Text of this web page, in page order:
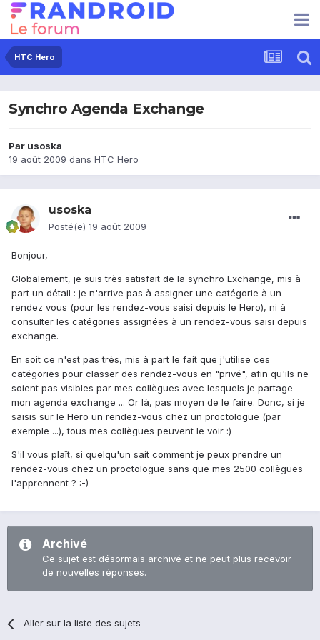
HTC Hero
Synchro Agenda Exchange
Par usoska
19 août 2009 dans HTC Hero
usoska
Posté(e) 19 août 2009
Bonjour,
Globalement, je suis très satisfait de la synchro Exchange, mis à
part un détail : je n'arrive pas à assigner une catégorie à un
rendez vous (pour les rendez-vous saisi depuis le Hero), ni à
consulter les catégories assignées à un rendez-vous saisi depuis
exchange.
En soit ce n'est pas très, mis à part le fait que j'utilise ces
catégories pour classer des rendez-vous en "privé", afin qu'ils ne
soient pas visibles par mes collègues avec lesquels je partage
mon agenda exchange ... Or là, pas moyen de le faire. Donc, si je
saisis sur le Hero un rendez-vous chez un proctologue (par
exemple ...), tous mes collègues peuvent le voir :)
S'il vous plaît, si quelqu'un sait comment je peux prendre un
rendez-vous chez un proctologue sans que mes 2500 collègues
l'apprennent ? :-)
Archivé
Ce sujet est désormais archivé et ne peut plus recevoir
de nouvelles réponses.
Aller sur la liste des sujets